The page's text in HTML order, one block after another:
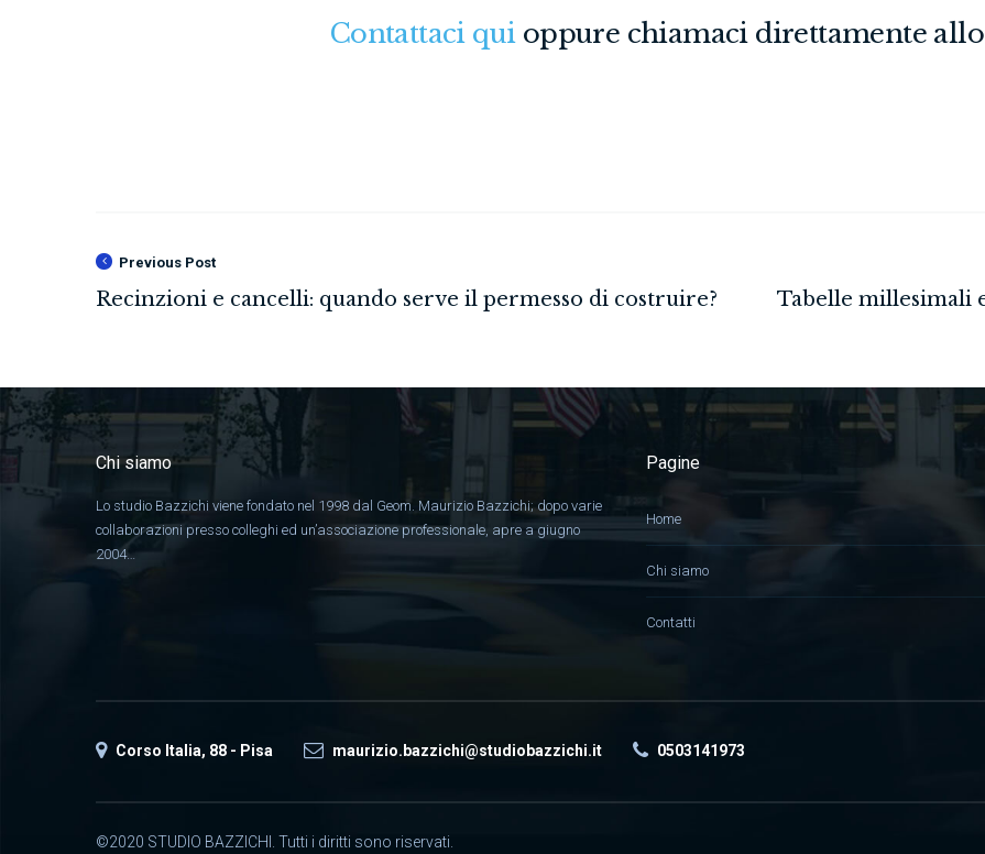
Contattaci quioppure chiamaci direttamente allo
Previous Post
Chi siamo
Lo studio Bazzichi viene fondato nel 1998 dal Geom. Maurizio Bazzichi; dopo varie
collaborazioni presso colleghi ed un’associazione professionale, apre a giugno
2004…
Pagine
Home
Chi siamo
Contatti
Corso Italia, 88 - Pisa maurizio.bazzichi@studiobazzichi.it 0503141973
©2020 STUDIO BAZZICHI. Tutti i diritti sono riservati.